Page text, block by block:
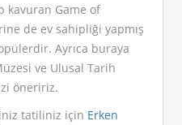
kavuran Game of
de ev sahipliği yapmış
Ayrıca buraya
ve Ulusal Tarih
öneririz.
tatiliniz için Erken